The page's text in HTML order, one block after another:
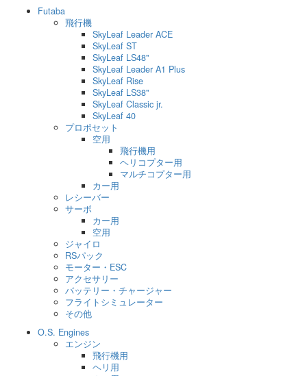
Futaba
飛行機
SkyLeaf Leader ACE
SkyLeaf ST
SkyLeaf LS48"
SkyLeaf Leader A1 Plus
SkyLeaf Rise
SkyLeaf LS38"
SkyLeaf Classic jr.
SkyLeaf 40
プロポセット
空用
飛行機用
ヘリコプター用
マルチコプター用
カー用
レシーバー
サーボ
カー用
空用
ジャイロ
RSパック
モーター・ESC
アクセサリー
バッテリー・チャージャー
フライトシミュレーター
その他
O.S. Engines
エンジン
飛行機用
ヘリ用